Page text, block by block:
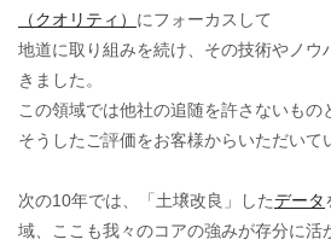
（クオリティ） にフォーカスして
地道に取り組みを続け、その技術やノウ
きました。
この領域では他社の追随を許さないもの
そうしたご評価をお客様からいただいて
次の10年では、「土壌改良」したデータ
域、ここも我々のコアの強みが存分に活